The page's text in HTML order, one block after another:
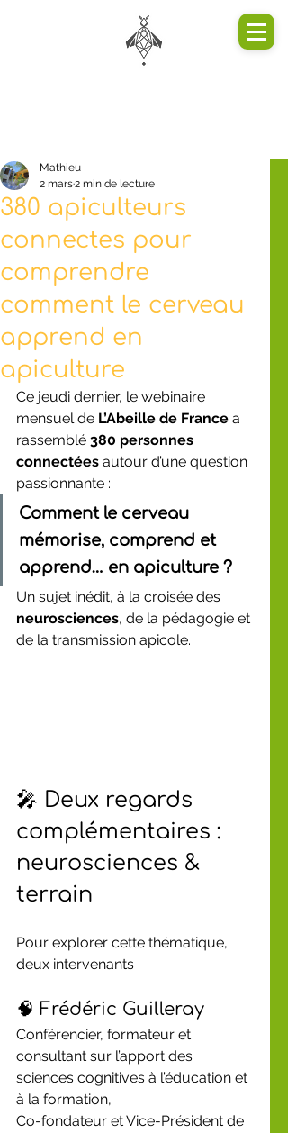
380 apiculteurs
connectes pour
comprendre
comment le cerveau
apprend en
apiculture
Mathieu
2 mars2 min de lecture
Ce jeudi dernier, le webinaire
mensuel de L’Abeille de France a
rassemblé 380 personnes
connectées autour d’une question
passionnante :
Comment le cerveau
mémorise, comprend et
apprend… en apiculture ?
Un sujet inédit, à la croisée des
neurosciences, de la pédagogie et
de la transmission apicole.
🎤 Deux regards
complémentaires :
neurosciences &
terrain
Pour explorer cette thématique,
deux intervenants :
🧠 Frédéric Guilleray
Conférencier, formateur et
consultant sur l’apport des
sciences cognitives à l’éducation et
à la formation,
Co-fondateur et Vice-Président de